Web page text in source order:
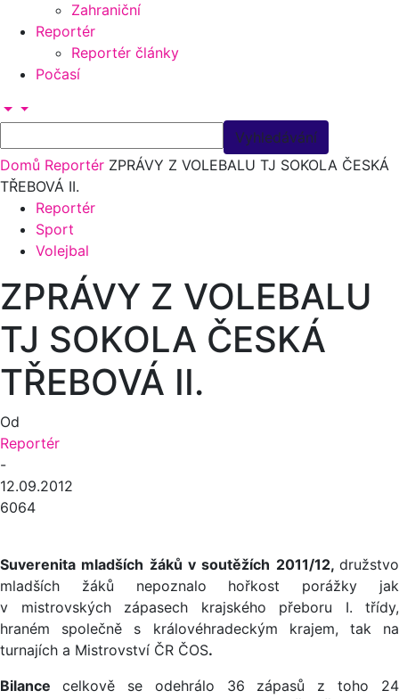
Zahraniční
Reportér
Reportér články
Počasí
Domů Reportér ZPRÁVY Z VOLEBALU TJ SOKOLA ČESKÁ
TŘEBOVÁ II.
Reportér
Sport
Volejbal
ZPRÁVY Z VOLEBALU
TJ SOKOLA ČESKÁ
TŘEBOVÁ II.
Od
Reportér
-
12.09.2012
6064
Suverenita mladších žáků v soutěžích 2011/12, družstvo
mladších žáků nepoznalo hořkost porážky jak
v mistrovských zápasech krajského přeboru I. třídy,
hraném společně s královéhradeckým krajem, tak na
turnajích a Mistrovství ČR ČOS.
Bilance celkově se odehrálo 36 zápasů z toho 24